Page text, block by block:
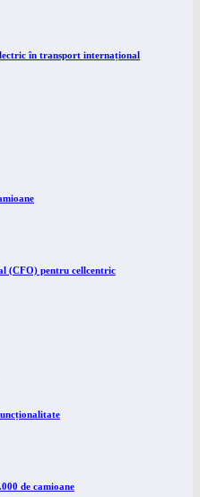
în transport internațional
(CFO) pentru cellcentric
de camioane